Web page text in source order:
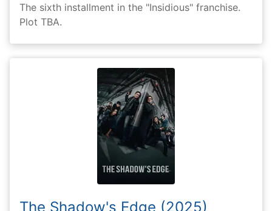
The sixth installment in the "Insidious" franchise.
Plot TBA.
The Shadow's Edge (2025)